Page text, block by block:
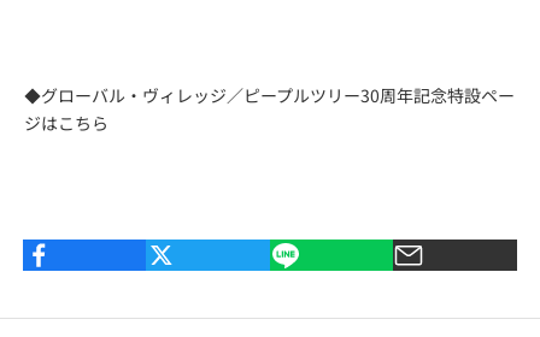
◆グローバル・ヴィレッジ／ピープルツリー30周年記念特設ペー
ジはこちら